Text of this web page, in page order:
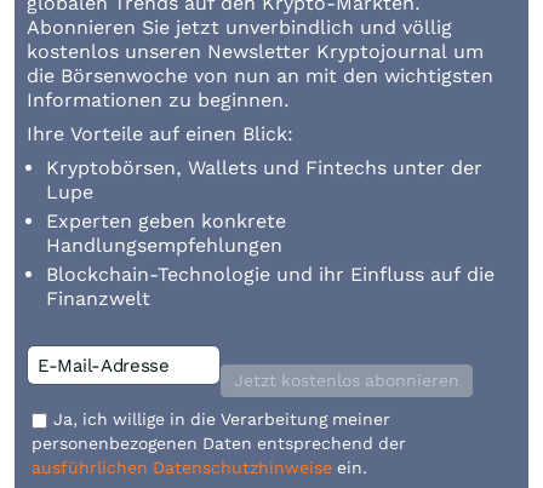
Abonnieren Sie jetzt unverbindlich und völlig
kostenlos unseren Newsletter Kryptojournal um
die Börsenwoche von nun an mit den wichtigsten
Informationen zu beginnen.
Ihre Vorteile auf einen Blick:
Kryptobörsen, Wallets und Fintechs unter der
Lupe
Experten geben konkrete
Handlungsempfehlungen
Blockchain-Technologie und ihr Einfluss auf die
Finanzwelt
Jetzt kostenlos abonnieren
Ja, ich willige in die Verarbeitung meiner
personenbezogenen Daten entsprechend der
ausführlichen Datenschutzhinweise ein.